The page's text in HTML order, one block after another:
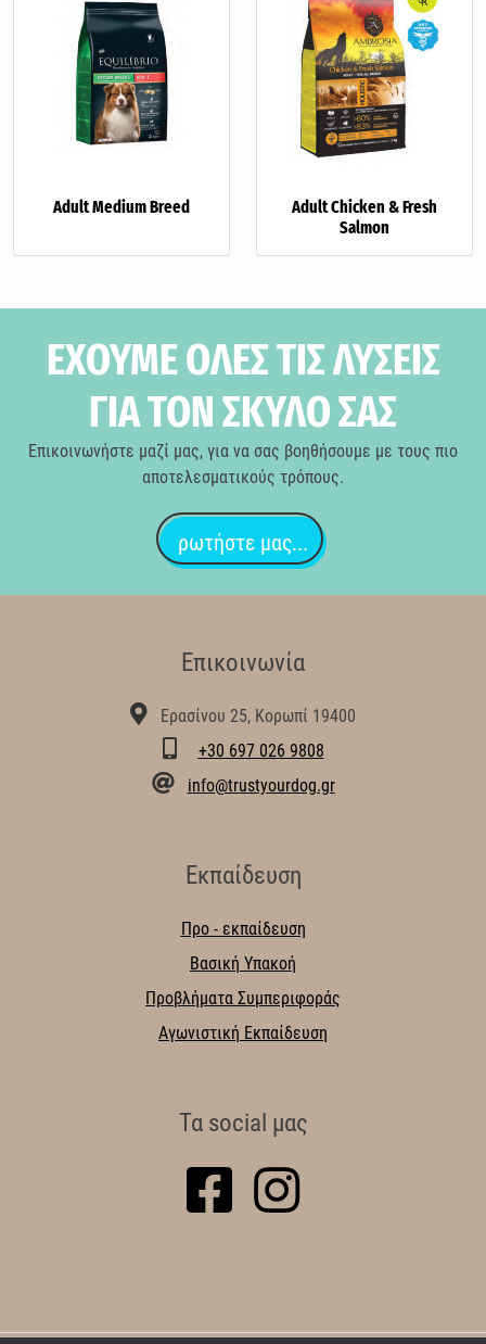
Adult Medium Breed
Adult Chicken & Fresh
Salmon
ΕΧΟΥΜΕ ΟΛΕΣ ΤΙΣ ΛΥΣΕΙΣ
ΓΙΑ ΤΟΝ ΣΚΥΛΟ ΣΑΣ
Επικοινωνήστε μαζί μας, για να σας βοηθήσουμε με τους πιο
αποτελεσματικούς τρόπους.
ρωτήστε μας...
Επικοινωνία
Ερασίνου 25, Κορωπί 19400
+30 697 026 9808
info@trustyourdog.gr
Εκπαίδευση
Προ - εκπαίδευση
Βασική Υπακοή
Προβλήματα Συμπεριφοράς
Αγωνιστική Εκπαίδευση
Τα social μας